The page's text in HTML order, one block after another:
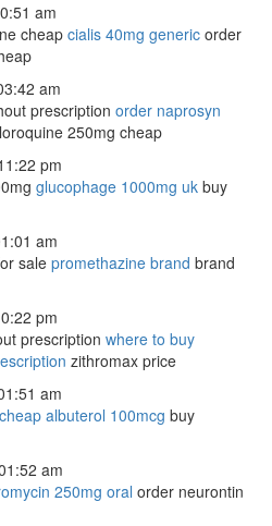
am
cheap cialis 40mg generic order
am
prescription order naprosyn
250mg cheap
pm
glucophage 1000mg uk buy
am
sale promethazine brand brand
pm
prescription where to buy
zithromax price
am
cheap albuterol 100mcg buy
am
250mg oral order neurontin